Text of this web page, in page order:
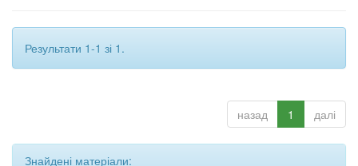
Результати 1-1 зі 1.
назад 1 далі
Знайдені матеріали: